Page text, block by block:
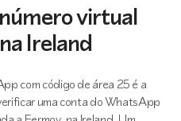
virtual
Ireland
com código de área 25 é a
uma conta do WhatsApp